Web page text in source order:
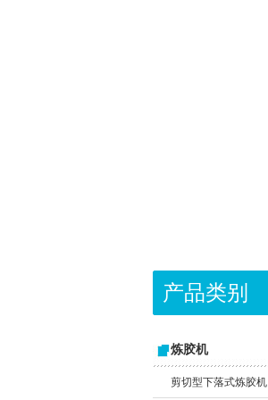
产品类别
炼胶机
剪切型下落式炼胶机